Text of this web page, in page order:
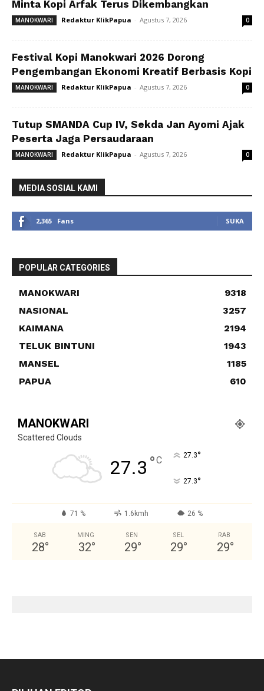
Minta Kopi Arfak Terus Dikembangkan
MANOKWARI Redaktur KlikPapua - Agustus 7, 2026 0
Festival Kopi Manokwari 2026 Dorong
Pengembangan Ekonomi Kreatif Berbasis Kopi
MANOKWARI Redaktur KlikPapua - Agustus 7, 2026 0
Tutup SMANDA Cup IV, Sekda Jan Ayomi Ajak
Peserta Jaga Persaudaraan
MANOKWARI Redaktur KlikPapua - Agustus 7, 2026 0
MEDIA SOSIAL KAMI
2,365 Fans SUKA
POPULAR CATEGORIES
MANOKWARI
9318
NASIONAL
3257
KAIMANA
2194
TELUK BINTUNI
1943
MANSEL
1185
PAPUA
610
MANOKWARI
Scattered Clouds
27.3 °C 27.3°
27.3°
71 % 1.6kmh 26 %
SAB
28°
MING
32°
SEN
29°
SEL
29°
RAB
29°